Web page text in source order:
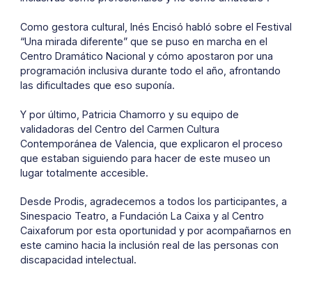
Como gestora cultural, Inés Encisó habló sobre el Festival
“Una mirada diferente” que se puso en marcha en el
Centro Dramático Nacional y cómo apostaron por una
programación inclusiva durante todo el año, afrontando
las dificultades que eso suponía.
Y por último, Patricia Chamorro y su equipo de
validadoras del Centro del Carmen Cultura
Contemporánea de Valencia, que explicaron el proceso
que estaban siguiendo para hacer de este museo un
lugar totalmente accesible.
Desde Prodis, agradecemos a todos los participantes, a
Sinespacio Teatro, a Fundación La Caixa y al Centro
Caixaforum por esta oportunidad y por acompañarnos en
este camino hacia la inclusión real de las personas con
discapacidad intelectual.